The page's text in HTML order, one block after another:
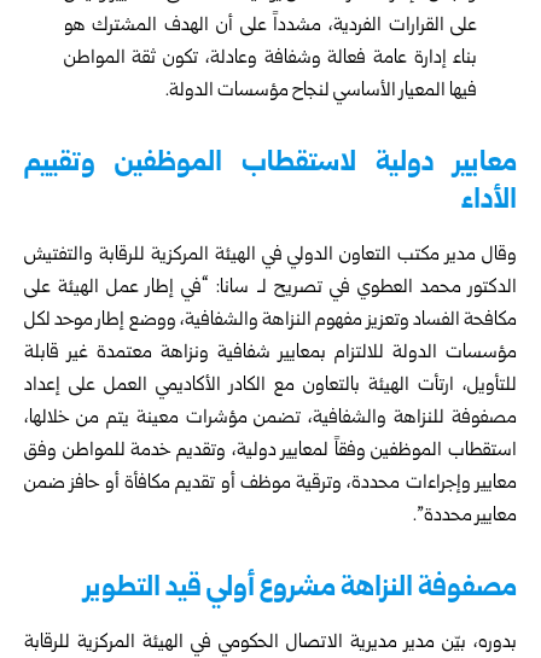
على القرارات الفردية، مشدداً على أن الهدف المشترك هو
بناء إدارة عامة فعالة وشفافة وعادلة، تكون ثقة المواطن
فيها المعيار الأساسي لنجاح مؤسسات الدولة.
معايير دولية لاستقطاب الموظفين وتقييم
الأداء
وقال مدير مكتب التعاون الدولي في الهيئة المركزية للرقابة والتفتيش
الدكتور محمد العطوي في تصريح لـ سانا: “في إطار عمل الهيئة على
مكافحة الفساد وتعزيز مفهوم النزاهة والشفافية، ووضع إطار موحد لكل
مؤسسات الدولة للالتزام بمعايير شفافية ونزاهة معتمدة غير قابلة
للتأويل، ارتأت الهيئة بالتعاون مع الكادر الأكاديمي العمل على إعداد
مصفوفة للنزاهة والشفافية، تضمن مؤشرات معينة يتم من خلالها،
استقطاب الموظفين وفقاً لمعايير دولية، وتقديم خدمة للمواطن وفق
معايير وإجراءات محددة، وترقية موظف أو تقديم مكافأة أو حافز ضمن
معايير محددة”.
مصفوفة النزاهة مشروع أولي قيد التطوير
بدوره، بيّن مدير مديرية الاتصال الحكومي في الهيئة المركزية للرقابة